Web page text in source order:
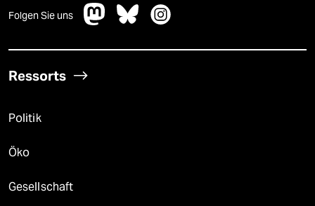
Folgen Sie uns
Ressorts
Politik
Öko
Gesellschaft